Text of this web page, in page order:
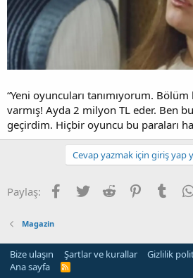
“Yeni oyuncuları tanımıyorum.
varmış! Ayda 2 milyon TL eder. Ben
geçirdim. Hiçbir oyuncu bu paraları
Cevap yazmak için giriş yap
Paylaş: Facebook
Twitter Reddit Pinterest
Magazin
Bize ulaşın Şartlar ve kurallar Gizlilik
Ana sayfa
R